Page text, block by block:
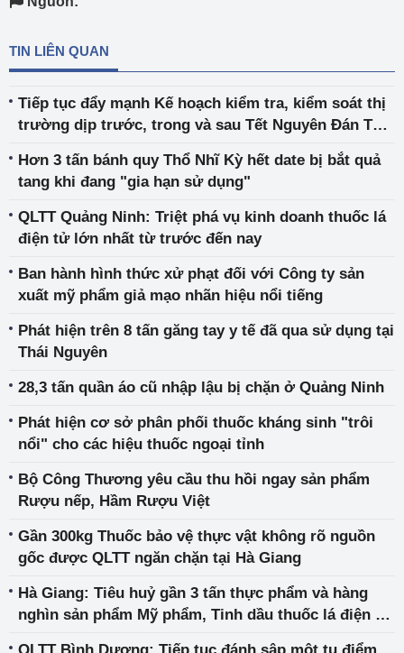
TIN LIÊN QUAN
Tiếp tục đẩy mạnh Kế hoạch kiểm tra, kiểm soát thị
trường dịp trước, trong và sau Tết Nguyên Đán Tân
Hơn 3 tấn bánh quy Thổ Nhĩ Kỳ hết date bị bắt quả
tang khi đang "gia hạn sử dụng"
QLTT Quảng Ninh: Triệt phá vụ kinh doanh thuốc lá
điện tử lớn nhất từ trước đến nay
Ban hành hình thức xử phạt đối với Công ty sản
xuất mỹ phẩm giả mạo nhãn hiệu nổi tiếng
Phát hiện trên 8 tấn găng tay y tế đã qua sử dụng tại
Thái Nguyên
28,3 tấn quần áo cũ nhập lậu bị chặn ở Quảng Ninh
Phát hiện cơ sở phân phối thuốc kháng sinh "trôi
nổi" cho các hiệu thuốc ngoại tỉnh
Bộ Công Thương yêu cầu thu hồi ngay sản phẩm
Rượu nếp, Hầm Rượu Việt
Gần 300kg Thuốc bảo vệ thực vật không rõ nguồn
gốc được QLTT ngăn chặn tại Hà Giang
Hà Giang: Tiêu huỷ gần 3 tấn thực phẩm và hàng
nghìn sản phẩm Mỹ phẩm, Tinh dầu thuốc lá điện tử